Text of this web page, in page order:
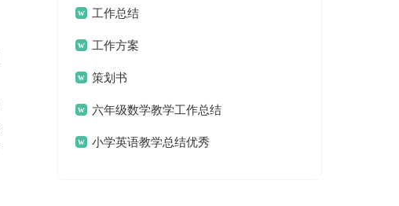
工作总结
工作方案
策划书
六年级数学教学工作总结
小学英语教学总结优秀